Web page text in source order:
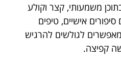
משמעותי, קצר וקולע
אישיים, טיפים
לגולשים להרגיש
קפיצה.